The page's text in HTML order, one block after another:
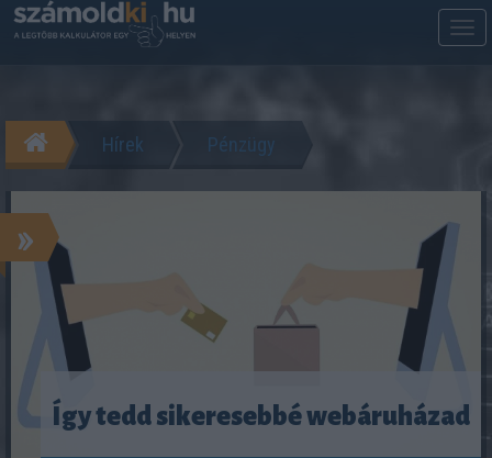
Hírek Pénzügy
»
Így tedd sikeresebbé webáruházad